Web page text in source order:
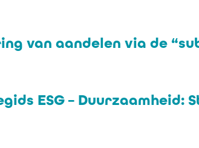
van aandelen via de
ESG – Duurzaamheid: